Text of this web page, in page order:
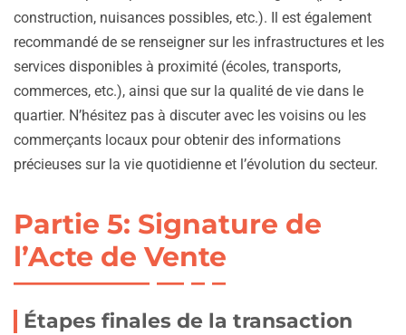
construction, nuisances possibles, etc.). Il est également
recommandé de se renseigner sur les infrastructures et les
services disponibles à proximité (écoles, transports,
commerces, etc.), ainsi que sur la qualité de vie dans le
quartier. N’hésitez pas à discuter avec les voisins ou les
commerçants locaux pour obtenir des informations
précieuses sur la vie quotidienne et l’évolution du secteur.
Partie 5: Signature de
l’Acte de Vente
Étapes finales de la transaction